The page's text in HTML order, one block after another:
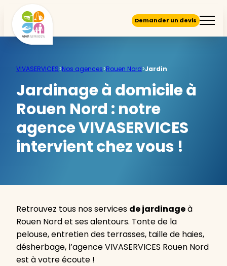
Demander un devis
VIVASERVICES>Nos agences>Rouen Nord>Jardin
Jardinage à domicile à
Rouen Nord : notre
agence VIVASERVICES
intervient chez vous !
Retrouvez tous nos services de jardinageà
Rouen Nord et ses alentours. Tonte de la
pelouse, entretien des terrasses, taille de haies,
désherbage, l’agence VIVASERVICES Rouen Nord
est à votre écoute !